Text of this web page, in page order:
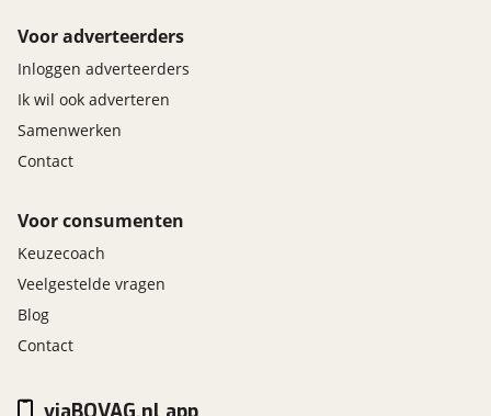
Voor adverteerders
Inloggen adverteerders
Ik wil ook adverteren
Samenwerken
Contact
Voor consumenten
Keuzecoach
Veelgestelde vragen
Blog
Contact